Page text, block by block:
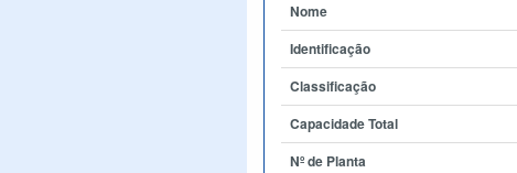
Nome
Identificação
Classificação
Capacidade Total
Nº de Planta